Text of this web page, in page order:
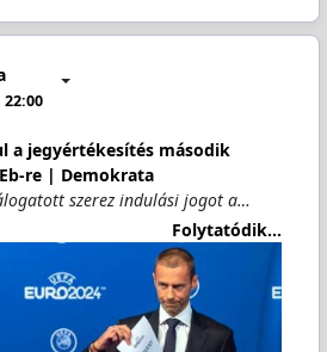
22:00
a jegyértékesítés második
re | Demokrata
szerez indulási jogot a…
Folytatódik...